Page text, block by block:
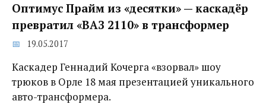
Оптимус Прайм из «десятки» — каскадёр
превратил «ВАЗ 2110» в трансформер
19.05.2017
Каскадер Геннадий Кочерга «взорвал» шоу
трюков в Орле 18 мая презентацией уникального
авто-трансформера.